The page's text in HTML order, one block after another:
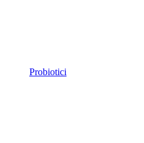
Probiotici